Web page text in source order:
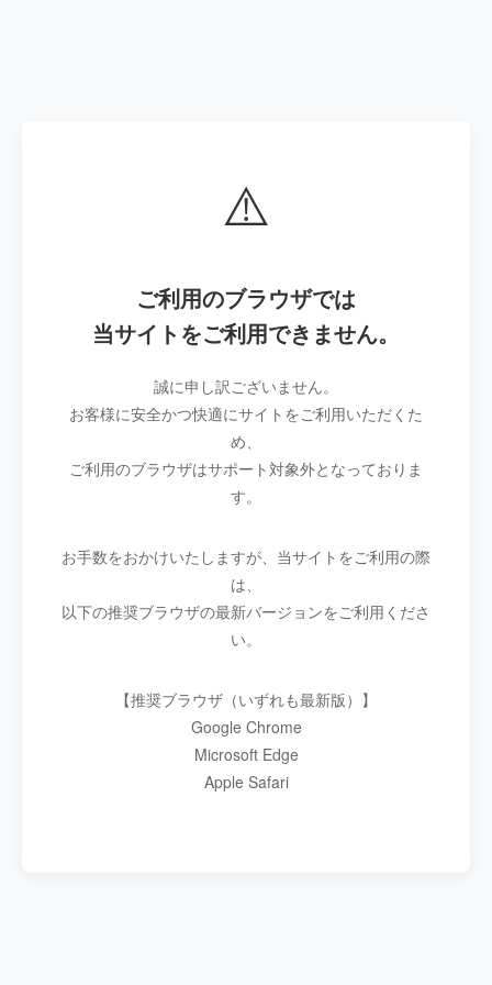
⚠️
ご利用のブラウザでは
当サイトをご利用できません。
誠に申し訳ございません。
お客様に安全かつ快適にサイトをご利用いただくた
め、
ご利用のブラウザはサポート対象外となっておりま
す。
お手数をおかけいたしますが、当サイトをご利用の際
は、
以下の推奨ブラウザの最新バージョンをご利用くださ
い。
【推奨ブラウザ（いずれも最新版）】
Google Chrome
Microsoft Edge
Apple Safari